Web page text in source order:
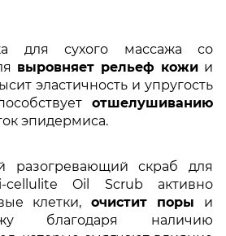
для сухого массажа со
выровняет рельеф кожи и
эластичность и упругость
отшелушиванию
эпидермиса.
разогревающий скраб для
cellulite Oil Scrub активно
клетки, очистит поры и
благодаря наличию